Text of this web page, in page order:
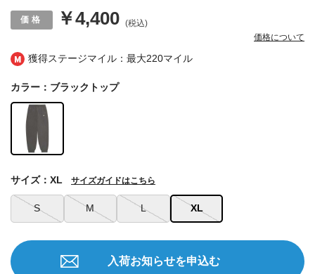
獲得ステージマイル：最大220マイル
￥4,400 (税込)
価格について
カラー：ブラックトップ
S M L XL
サイズ：XL サイズガイドはこちら
入荷お知らせを申込む